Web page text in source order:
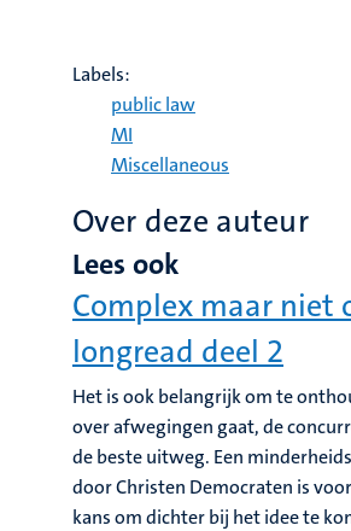
Labels:
public law
MI
Miscellaneous
Over deze auteur
Lees ook
Complex maar niet
longread deel 2
Het is ook belangrijk om te
over afwegingen gaat, de
de beste uitweg. Een
door Christen Democraten is
kans om dichter bij het idee te